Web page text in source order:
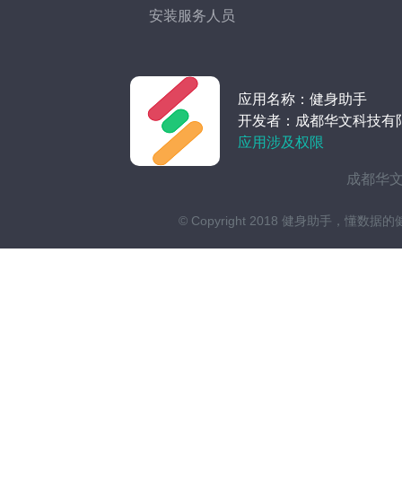
安装服务人员
应用名称：健身助手
开发者：成都华文科技有
应用涉及权限
成都华
© Copyright 2018 健身助手，懂数据